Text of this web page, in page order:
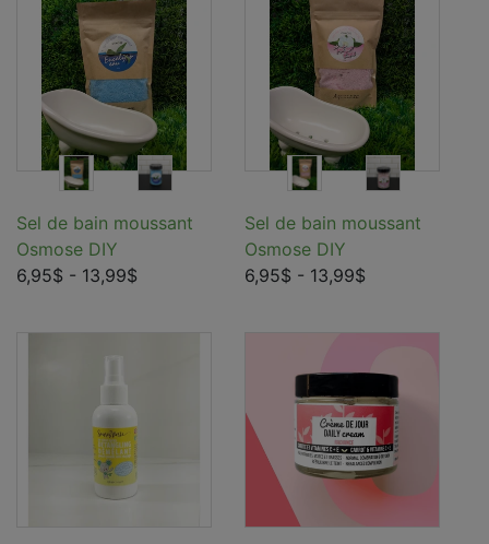
Sel de bain moussant
Osmose DIY
6,95$ - 13,99$
Sel de bain moussant
Osmose DIY
6,95$ - 13,99$